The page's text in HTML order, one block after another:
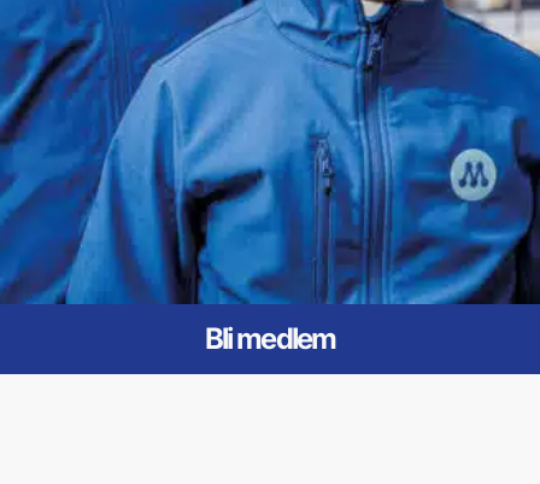
Bli medlem